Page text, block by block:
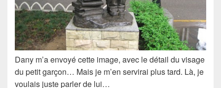
Dany m’a envoyé cette image, avec le détail du visage
du petit garçon… Mais je m’en servirai plus tard. Là, je
voulais juste parler de lui…